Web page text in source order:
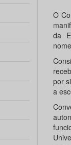
O
da
por
a